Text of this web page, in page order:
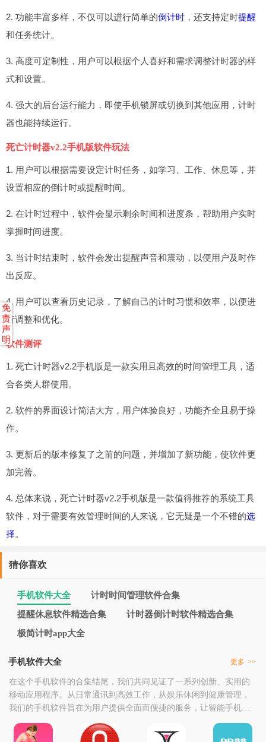
2. 功能丰富多样，不仅可以进行简单的倒计时 ，还支持定时提醒
和任务统计。
3. 高度可定制性，用户可以根据个人喜好和需求调整计时器的样
式和设置。
4. 强大的后台运行能力，即使手机锁屏或切换到其他应用，计时
器也能持续运行。
死亡计时器v2.2手机版软件玩法
1. 用户可以根据需要设定计时任务，如学习、工作、休息等，并
设置相应的倒计时或提醒时间。
2. 在计时过程中，软件会显示剩余时间和进度条，帮助用户实时
掌握时间进度。
3. 当计时结束时，软件会发出提醒声音和震动，以便用户及时作
出反应。
4. 用户可以查看历史记录，了解自己的计时习惯和效率，以便进
行调整和优化。
软件测评
1. 死亡计时器v2.2手机版是一款实用且高效的时间管理工具，适
合各类人群使用。
2. 软件的界面设计简洁大方，用户体验良好，功能齐全且易于操
作。
3. 更新后的版本修复了之前的问题，并增加了新功能，使软件更
加完善。
4. 总体来说，死亡计时器v2.2手机版是一款值得推荐的系统工具
软件，对于需要有效管理时间的人来说，它无疑是一个不错的选
择。
猜你喜欢
手机软件大全
计时时间管理软件合集
提醒休息软件精选合集
计时器倒计时软件精选合集
极简计时app大全
手机软件大全 更多 >>
在这个手机软件的合集结尾，我们共同见证了一系列创新、实用的
移动应用程序。从日常通讯到高效工作，从娱乐休闲到健康管理，
我们的手机软件旨在为用户提供全面而便捷的服务，让智能手机成
为生活中的得力助手。随着这个合集的结束，我们要向每一位用户
表示诚挚的感谢。是你们的下载和使用，让我们的应用得以广泛传
免
责
声
明